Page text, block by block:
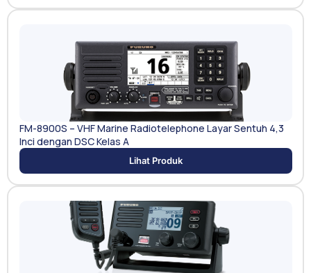
FM-8900S – VHF Marine Radiotelephone Layar Sentuh 4,3
Inci dengan DSC Kelas A
Lihat Produk